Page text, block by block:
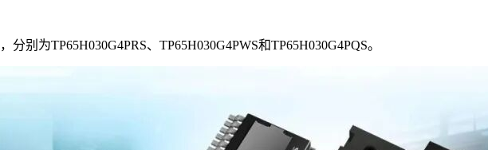
别为TP65H030G4PRS、TP65H030G4PWS和TP65H030G4PQS。